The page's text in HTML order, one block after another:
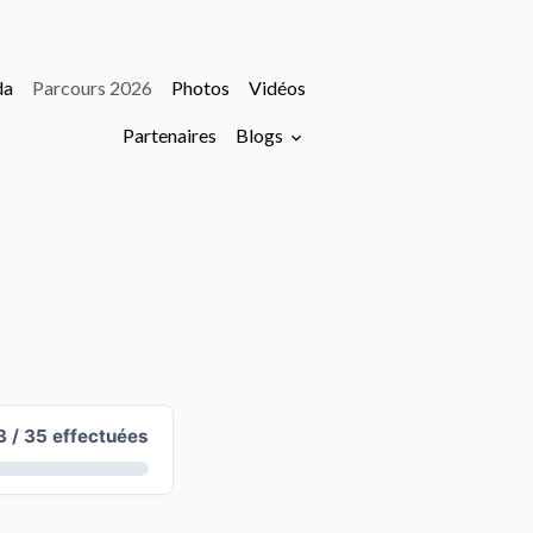
Parcours 2026 Photos Vidéos
Partenaires Blogs
/ 35 effectuées